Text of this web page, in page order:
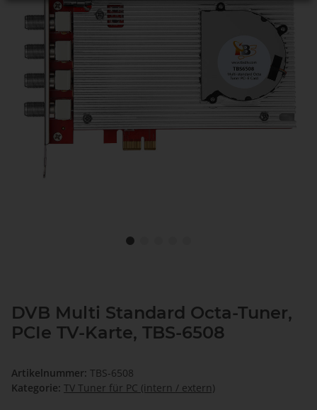
DVB Multi Standard Octa-Tuner,
PCIe TV-Karte, TBS-6508
Artikelnummer: TBS-6508
Kategorie: TV Tuner für PC (intern / extern)